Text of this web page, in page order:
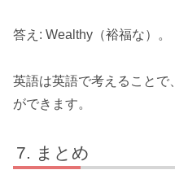
答え: Wealthy（裕福な）。
英語は英語で考えることで
ができます。
まとめ